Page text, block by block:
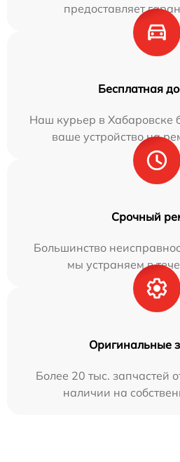
предоставляет
Бесплатная
Наш курьер в Хабаровске
ваше устройство на
Срочный
Большинство
мы устраняем в
Оригинальные
Более 20 тыс. запчастей
наличии на